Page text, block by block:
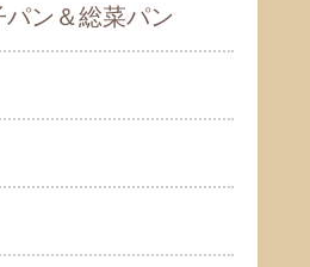
パン＆総菜パン